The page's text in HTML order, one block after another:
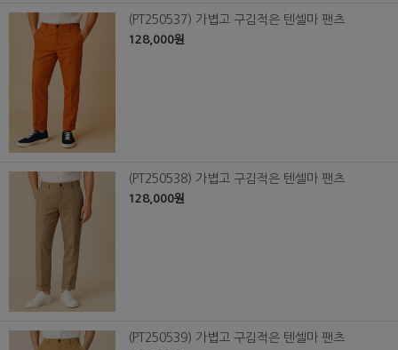
(PT250537) 가볍고 구김적은 텐셀마 팬츠
128,000원
(PT250538) 가볍고 구김적은 텐셀마 팬츠
128,000원
(PT250539) 가볍고 구김적은 텐셀마 팬츠